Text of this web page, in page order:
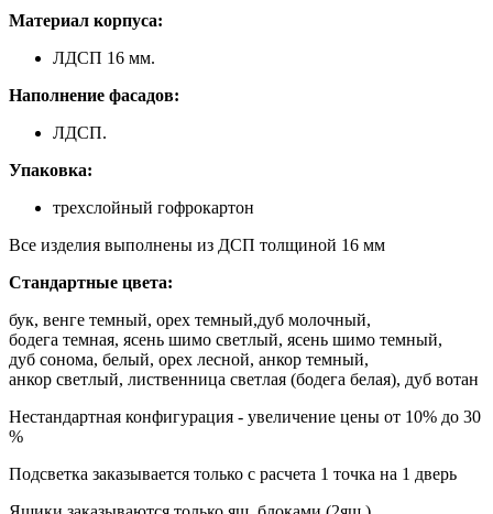
Материал корпуса:
ЛДСП 16 мм.
Наполнение фасадов:
ЛДСП.
Упаковка:
трехслойный гофрокартон
Все изделия выполнены из ДСП толщиной 16 мм
Стандартные цвета:
бук, венге темный, орех темный,дуб молочный,
бодега темная, ясень шимо светлый, ясень шимо темный,
дуб сонома, белый, орех лесной, анкор темный,
анкор светлый, лиственница светлая (бодега белая), дуб вотан
Нестандартная конфигурация - увеличение цены от 10% до 30
%
Подсветка заказывается только с расчета 1 точка на 1 дверь